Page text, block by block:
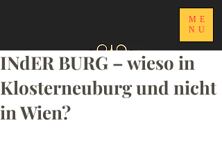
ME
NU
INdER BURG – wieso in
Klosterneuburg und nicht
in Wien?